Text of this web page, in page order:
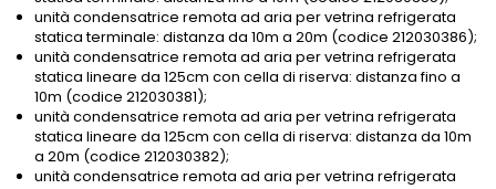
unità condensatrice remota ad aria per vetrina refrigerata
statica terminale: distanza da 10m a 20m (codice 212030386);
unità condensatrice remota ad aria per vetrina refrigerata
statica lineare da 125cm con cella di riserva: distanza fino a
10m (codice 212030381);
unità condensatrice remota ad aria per vetrina refrigerata
statica lineare da 125cm con cella di riserva: distanza da 10m
a 20m (codice 212030382);
unità condensatrice remota ad aria per vetrina refrigerata